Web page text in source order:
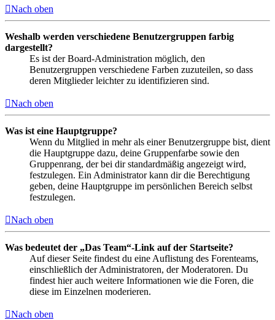
Nach oben
Weshalb werden verschiedene Benutzergruppen farbig
dargestellt?
Es ist der Board-Administration möglich, den
Benutzergruppen verschiedene Farben zuzuteilen, so dass
deren Mitglieder leichter zu identifizieren sind.
Nach oben
Was ist eine Hauptgruppe?
Wenn du Mitglied in mehr als einer Benutzergruppe bist, dient
die Hauptgruppe dazu, deine Gruppenfarbe sowie den
Gruppenrang, der bei dir standardmäßig angezeigt wird,
festzulegen. Ein Administrator kann dir die Berechtigung
geben, deine Hauptgruppe im persönlichen Bereich selbst
festzulegen.
Nach oben
Was bedeutet der „Das Team“-Link auf der Startseite?
Auf dieser Seite findest du eine Auflistung des Forenteams,
einschließlich der Administratoren, der Moderatoren. Du
findest hier auch weitere Informationen wie die Foren, die
diese im Einzelnen moderieren.
Nach oben